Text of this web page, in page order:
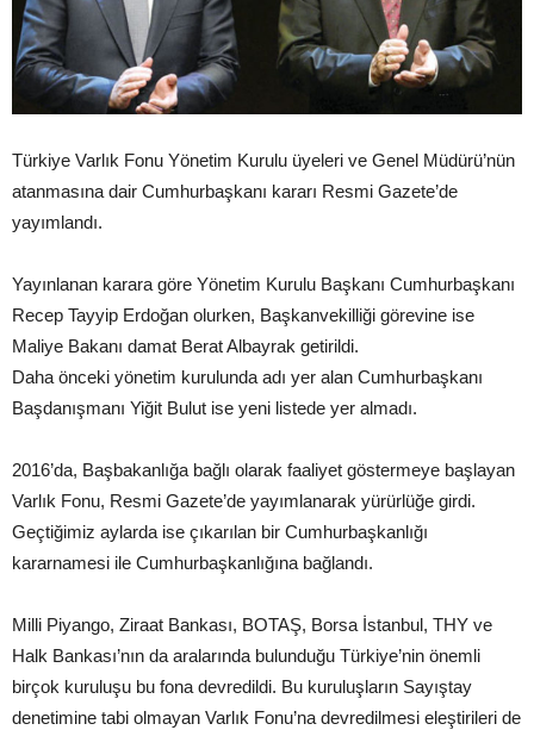
Türkiye Varlık Fonu Yönetim Kurulu üyeleri ve Genel Müdürü’nün
atanmasına dair Cumhurbaşkanı kararı Resmi Gazete’de
yayımlandı.
Yayınlanan karara göre Yönetim Kurulu Başkanı Cumhurbaşkanı
Recep Tayyip Erdoğan olurken, Başkanvekilliği görevine ise
Maliye Bakanı damat Berat Albayrak getirildi.
Daha önceki yönetim kurulunda adı yer alan Cumhurbaşkanı
Başdanışmanı Yiğit Bulut ise yeni listede yer almadı.
2016’da, Başbakanlığa bağlı olarak faaliyet göstermeye başlayan
Varlık Fonu, Resmi Gazete’de yayımlanarak yürürlüğe girdi.
Geçtiğimiz aylarda ise çıkarılan bir Cumhurbaşkanlığı
kararnamesi ile Cumhurbaşkanlığına bağlandı.
Milli Piyango, Ziraat Bankası, BOTAŞ, Borsa İstanbul, THY ve
Halk Bankası’nın da aralarında bulunduğu Türkiye’nin önemli
birçok kuruluşu bu fona devredildi. Bu kuruluşların Sayıştay
denetimine tabi olmayan Varlık Fonu’na devredilmesi eleştirileri de